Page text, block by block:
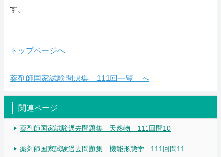
す。
トップページへ
薬剤師国家試験問題集 111回一覧 へ
関連ページ
薬剤師国家試験過去問題集 天然物 111回問10
薬剤師国家試験過去問題集 機能形態学 111回問11